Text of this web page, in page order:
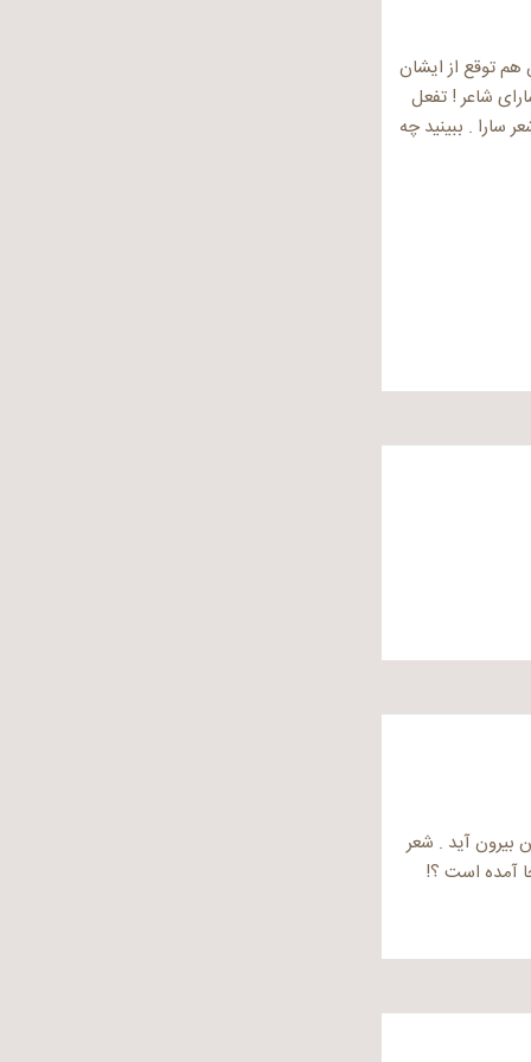
که حکم مرگ صادر میکنند بدین سادگی ٬ بیش از این هم توقع از ایشان
بدین حال میشوم تفعل به حافظ میزنم ! با خود اندیشیدم در محضر سارا هستم ٬ سارای شاعر ! تفعل
سارا . ببینید چه
بیرون آید . شعر
آمده است ؟!